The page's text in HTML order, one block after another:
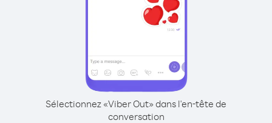
Sélectionnez «Viber Out» dans l'en-tête de
conversation